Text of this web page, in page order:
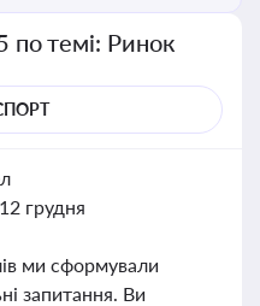
по темі: Ринок
грудня
ми сформували
запитання. Ви